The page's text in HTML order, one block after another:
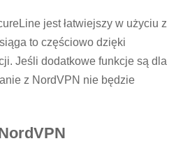
jest łatwiejszy w użyciu z
to częściowo dzięki
Jeśli dodatkowe funkcje są dla
z NordVPN nie będzie